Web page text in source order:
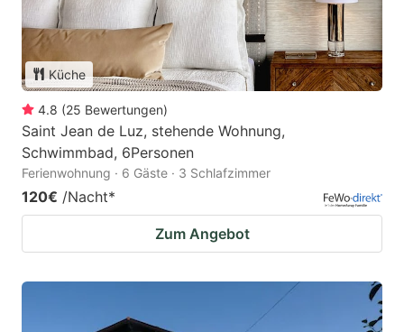
Küche
4.8 (25 Bewertungen)
Saint Jean de Luz, stehende Wohnung,
Schwimmbad, 6Personen
Ferienwohnung · 6 Gäste · 3 Schlafzimmer
120€ /Nacht*
Zum Angebot